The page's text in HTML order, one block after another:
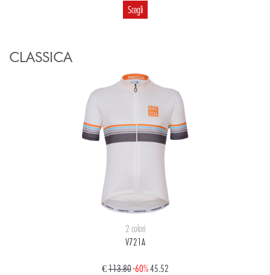
Scegli
CLASSICA
2 colori
V721A
€113.80-60%45.52